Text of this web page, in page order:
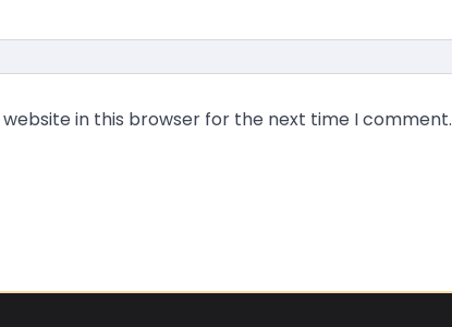
website in this browser for the next time I comment.